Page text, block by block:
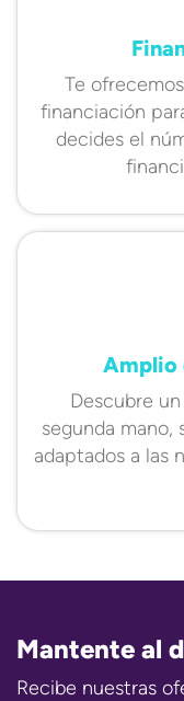
Te
financiación
decides el
Amplio
Descubre
segunda mano,
adaptados a las
Mantente al
Recibe nuestras